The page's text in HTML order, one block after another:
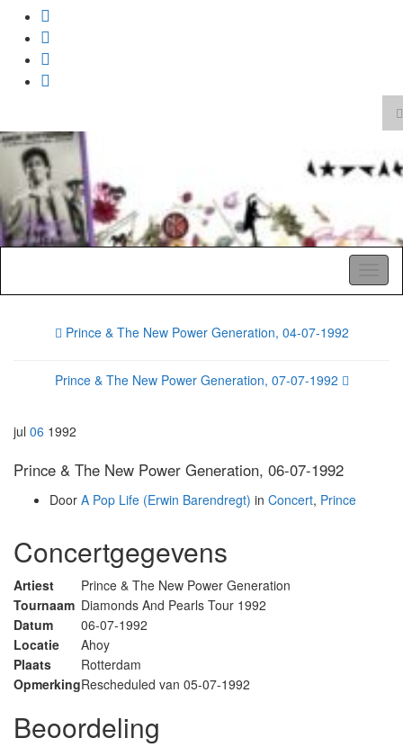
Search
for:
Prince & The New Power Generation, 04-07-1992
Prince & The New Power Generation, 07-07-1992
jul 06 1992
Prince & The New Power Generation, 06-07-1992
Door A Pop Life (Erwin Barendregt) in Concert, Prince
Concertgegevens
Artiest
Prince & The New Power Generation
Tournaam Diamonds And Pearls Tour 1992
Datum
06-07-1992
Locatie
Ahoy
Plaats
Rotterdam
OpmerkingRescheduled van 05-07-1992
Beoordeling